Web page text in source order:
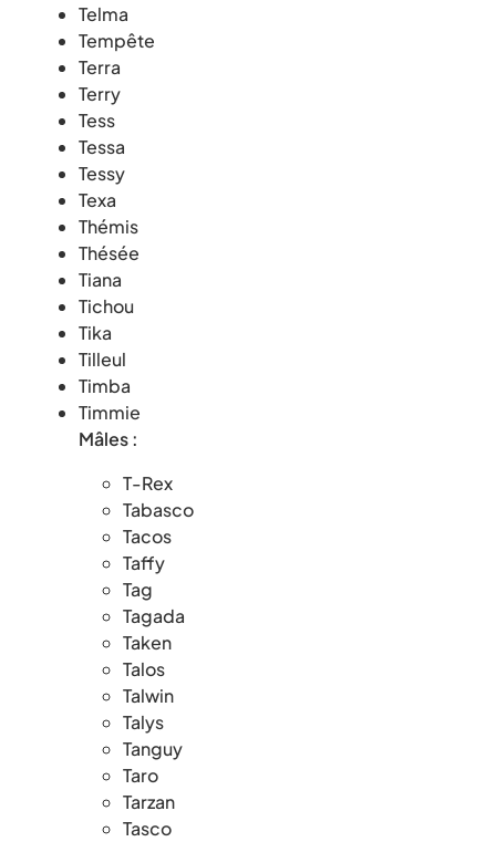
Telma
Tempête
Terra
Terry
Tess
Tessa
Tessy
Texa
Thémis
Thésée
Tiana
Tichou
Tika
Tilleul
Timba
Timmie
Mâles :
T-Rex
Tabasco
Tacos
Taffy
Tag
Tagada
Taken
Talos
Talwin
Talys
Tanguy
Taro
Tarzan
Tasco